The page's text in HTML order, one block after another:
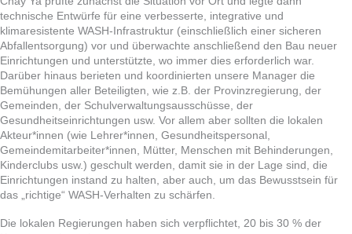
technische Entwürfe für eine verbesserte, integrative und
klimaresistente WASH-Infrastruktur (einschließlich einer sicheren
Abfallentsorgung) vor und überwachte anschließend den Bau neuer
Einrichtungen und unterstützte, wo immer dies erforderlich war.
Darüber hinaus berieten und koordinierten unsere Manager die
Bemühungen aller Beteiligten, wie z.B. der Provinzregierung, der
Gemeinden, der Schulverwaltungsausschüsse, der
Gesundheitseinrichtungen usw. Vor allem aber sollten die lokalen
Akteur*innen (wie Lehrer*innen, Gesundheitspersonal,
Gemeindemitarbeiter*innen, Mütter, Menschen mit Behinderungen,
Kinderclubs usw.) geschult werden, damit sie in der Lage sind, die
Einrichtungen instand zu halten, aber auch, um das Bewusstsein für
das „richtige“ WASH-Verhalten zu schärfen.
Die lokalen Regierungen haben sich verpflichtet, 20 bis 30 % der